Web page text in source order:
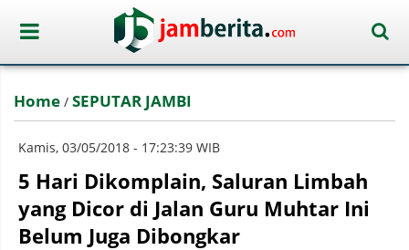
Home / SEPUTAR JAMBI
Kamis, 03/05/2018 - 17:23:39 WIB
5 Hari Dikomplain, Saluran Limbah
yang Dicor di Jalan Guru Muhtar Ini
Belum Juga Dibongkar